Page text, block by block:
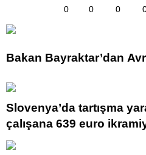
0 0 0
Bakan Bayraktar’dan
Slovenya’da tartışma
çalışana 639 euro